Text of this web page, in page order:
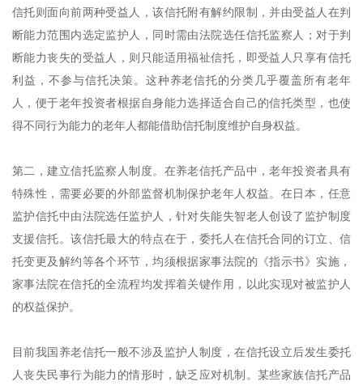
信托则面向前两种受益人，该信托附有解约限制，并由受益人在判
断能力范围内选定监护人，同时需由法院选任信托监察人；对于判
断能力丧失的受益人，则只能适用福祉信托，即受益人只享有信托
利益，不参与信托决策。这种养老信托的分类几乎覆盖所有老年
人，便于老年投资者根据自身能力选择适合自己的信托类型，也使
得不同行为能力的老年人都能借助信托制度维护自身权益。
第二，建立信托监察人制度。在养老信托产品中，老年投资者具有
特殊性，需要必要的外部监督机制保护老年人权益。在日本，任意
监护信托中由法院选任监护人，针对失能失智老人创设了监护制度
支援信托。该信托最大的特点在于，委托人在信托合同的订立、信
托变更及解约等各个环节，均须根据家事法院的《指示书》实施，
家事法院在信托的全流程均发挥着关键作用，以此实现对被监护人
的权益保护。
目前我国养老信托一般不涉及监护人制度，在信托设立后发生委托
人丧失民事行为能力的情形时，缺乏应对机制。某些家族信托产品